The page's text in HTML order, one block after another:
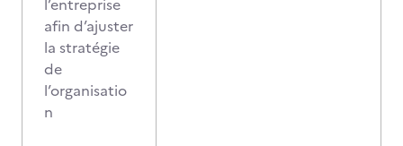
l’entreprise
afin d’ajuster
la stratégie
de
l’organisatio
n